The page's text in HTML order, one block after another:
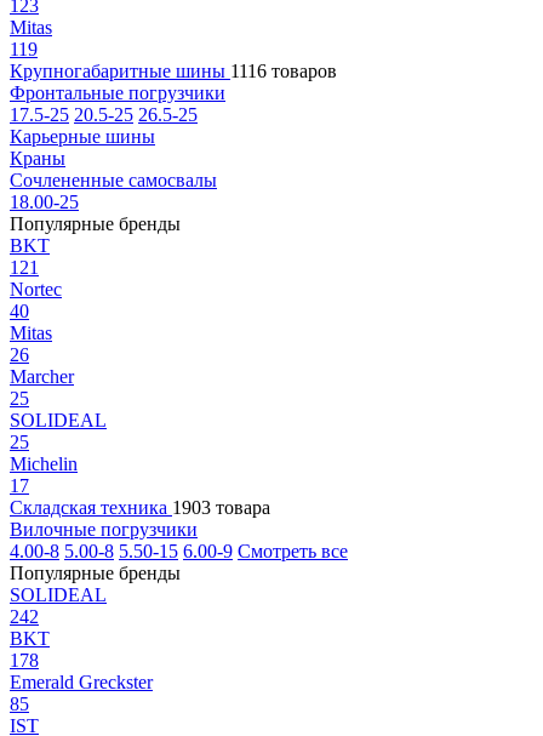
123
Mitas
119
Крупногабаритные шины 1116 товаров
Фронтальные погрузчики
17.5-25 20.5-25 26.5-25
Карьерные шины
Краны
Сочлененные самосвалы
18.00-25
Популярные бренды
BKT
121
Nortec
40
Mitas
26
Marcher
25
SOLIDEAL
25
Michelin
17
Складская техника 1903 товара
Вилочные погрузчики
4.00-8 5.00-8 5.50-15 6.00-9 Смотреть все
Популярные бренды
SOLIDEAL
242
BKT
178
Emerald Greckster
85
IST